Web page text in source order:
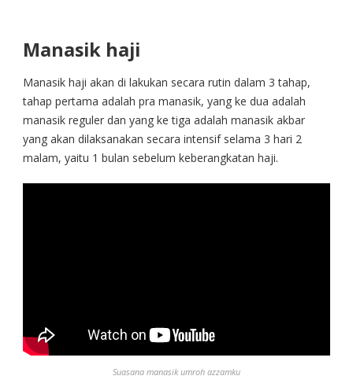
Manasik haji
Manasik haji akan di lakukan secara rutin dalam 3 tahap,
tahap pertama adalah pra manasik, yang ke dua adalah
manasik reguler dan yang ke tiga adalah manasik akbar
yang akan dilaksanakan secara intensif selama 3 hari 2
malam, yaitu 1 bulan sebelum keberangkatan haji.
Suasana manasik umroh azzamku